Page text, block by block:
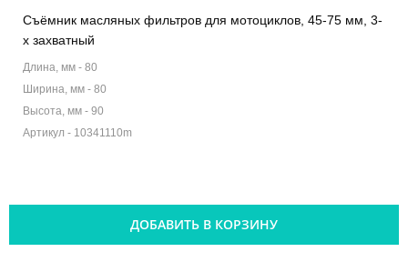
Съёмник масляных фильтров для мотоциклов, 45-75 мм, 3-
х захватный
Длина, мм - 80
Ширина, мм - 80
Высота, мм - 90
Артикул - 10341110m
ДОБАВИТЬ В КОРЗИНУ